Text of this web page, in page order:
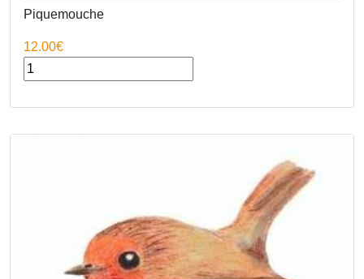
Piquemouche
12.00€